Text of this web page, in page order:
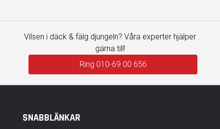
Vilsen i däck & fälg djungeln? Våra experter hjälper
gärna till!
Ring 010-69 00 656
SNABBLÄNKAR